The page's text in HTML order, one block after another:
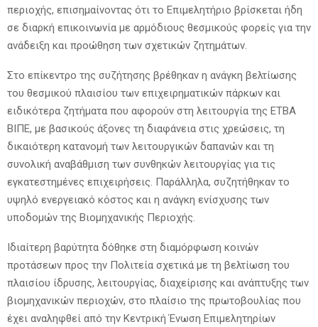
περιοχής, επισημαίνοντας ότι το Επιμελητήριο βρίσκεται ήδη
σε διαρκή επικοινωνία με αρμόδιους θεσμικούς φορείς για την
ανάδειξη και προώθηση των σχετικών ζητημάτων.
Στο επίκεντρο της συζήτησης βρέθηκαν η ανάγκη βελτίωσης
του θεσμικού πλαισίου των επιχειρηματικών πάρκων και
ειδικότερα ζητήματα που αφορούν στη λειτουργία της ΕΤΒΑ
ΒΙΠΕ, με βασικούς άξονες τη διαφάνεια στις χρεώσεις, τη
δικαιότερη κατανομή των λειτουργικών δαπανών και τη
συνολική αναβάθμιση των συνθηκών λειτουργίας για τις
εγκατεστημένες επιχειρήσεις. Παράλληλα, συζητήθηκαν το
υψηλό ενεργειακό κόστος και η ανάγκη ενίσχυσης των
υποδομών της Βιομηχανικής Περιοχής.
Ιδιαίτερη βαρύτητα δόθηκε στη διαμόρφωση κοινών
προτάσεων προς την Πολιτεία σχετικά με τη βελτίωση του
πλαισίου ίδρυσης, λειτουργίας, διαχείρισης και ανάπτυξης των
βιομηχανικών περιοχών, στο πλαίσιο της πρωτοβουλίας που
έχει αναληφθεί από την Κεντρική Ένωση Επιμελητηρίων